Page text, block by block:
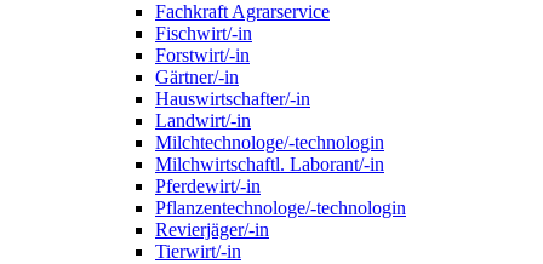
Fachkraft Agrarservice
Fischwirt/-in
Forstwirt/-in
Gärtner/-in
Hauswirtschafter/-in
Landwirt/-in
Milchtechnologe/-technologin
Milchwirtschaftl. Laborant/-in
Pferdewirt/-in
Pflanzentechnologe/-technologin
Revierjäger/-in
Tierwirt/-in